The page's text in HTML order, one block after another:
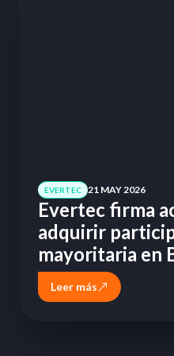
EVERTEC 21 MAY 2026
Evertec firma
adquirir
mayoritaria en
Leer más